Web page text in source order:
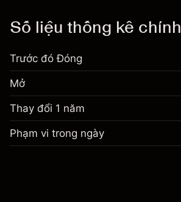
Số liệu thống kê chính
Trước đó Đóng
Mở
Thay đổi 1 năm
Phạm vi trong ngày